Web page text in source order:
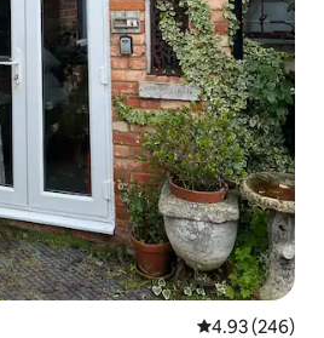
औसत रेटिंग 5 में से
4.93 (246)